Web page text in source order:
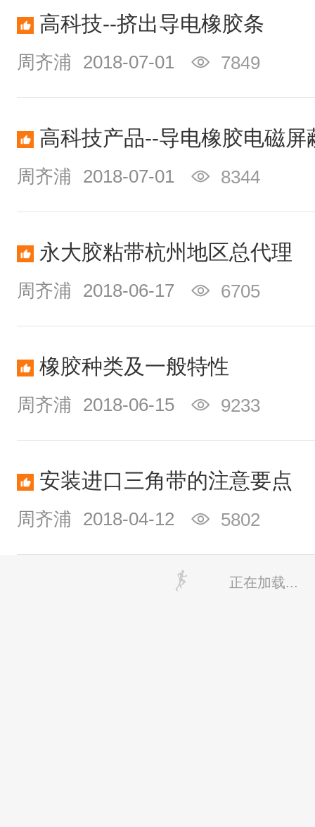
高科技--挤出导电橡胶条
周齐浦 2018-07-01 7849
高科技产品--导电橡胶电磁屏
周齐浦 2018-07-01 8344
永大胶粘带杭州地区总代理
周齐浦 2018-06-17 6705
橡胶种类及一般特性
周齐浦 2018-06-15 9233
安装进口三角带的注意要点
周齐浦 2018-04-12 5802
正在加载...